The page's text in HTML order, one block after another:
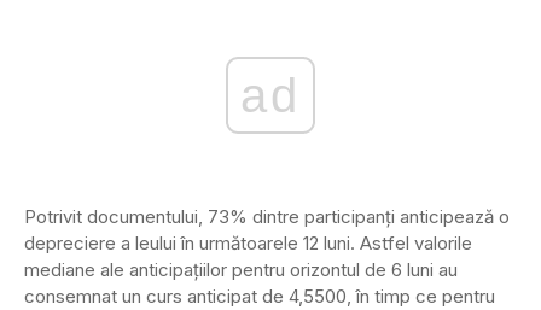
ad
Potrivit documentului, 73% dintre participanţi anticipează o
depreciere a leului în următoarele 12 luni. Astfel valorile
mediane ale anticipaţiilor pentru orizontul de 6 luni au
consemnat un curs anticipat de 4,5500, în timp ce pentru